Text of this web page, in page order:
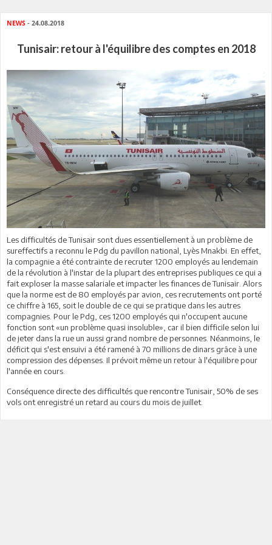
NEWS - 24.08.2018
Tunisair: retour à l'équilibre des comptes en 2018
Les difficultés de Tunisair sont dues essentiellement à un problème de
sureffectifs a reconnu le Pdg du pavillon national, Lyès Mnakbi. En effet,
la compagnie a été contrainte de recruter 1200 employés au lendemain
de la révolution à l'instar de la plupart des entreprises publiques ce qui a
fait exploser la masse salariale et impacter les finances de Tunisair. Alors
que la norme est de 80 employés par avion, ces recrutements ont porté
ce chiffre à 165, soit le double de ce qui se pratique dans les autres
compagnies. Pour le Pdg, ces 1200 employés qui n'occupent aucune
fonction sont «un problème quasi insoluble», car il bien difficile selon lui
de jeter dans la rue un aussi grand nombre de personnes. Néanmoins, le
déficit qui s'est ensuivi a été ramené à 70 millions de dinars grâce à une
compression des dépenses. Il prévoit même un retour à l'équilibre pour
l'année en cours.
Conséquence directe des difficultés que rencontre Tunisair, 50% de ses
vols ont enregistré un retard au cours du mois de juillet.